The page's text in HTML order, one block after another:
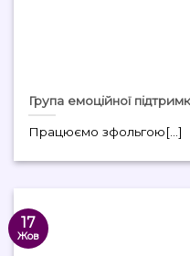
Група емоційної
Працюємо зфольгою[...]
17
Жов